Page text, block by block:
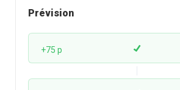
Prévision
+75 p